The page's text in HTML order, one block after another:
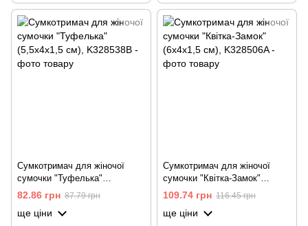
Сумкотримач для жіночої
сумочки "Туфелька"
(5,5х4х1,5 см)
82.86 грн 87.79 грн
ще ціни
Сумкотримач для жіночої
сумочки "Квітка-Замок"
(6х4х1,5 см)
109.74 грн 116.45 грн
ще ціни